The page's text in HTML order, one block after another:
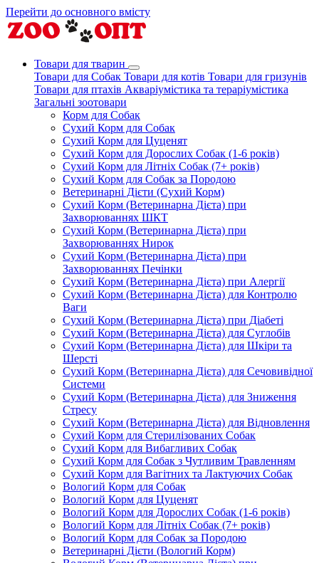
Перейти до основного вмісту
Товари для тварин
Товари для Собак Товари для котів Товари для гризунів
Товари для птахів Акваріумістика та тераріумістика
Загальні зоотовари
Корм для Собак
Сухий Корм для Собак
Сухий Корм для Цуценят
Сухий Корм для Дорослих Собак (1-6 років)
Сухий Корм для Літніх Собак (7+ років)
Сухий Корм для Собак за Породою
Ветеринарні Дієти (Сухий Корм)
Сухий Корм (Ветеринарна Дієта) при
Захворюваннях ШКТ
Сухий Корм (Ветеринарна Дієта) при
Захворюваннях Нирок
Сухий Корм (Ветеринарна Дієта) при
Захворюваннях Печінки
Сухий Корм (Ветеринарна Дієта) при Алергії
Сухий Корм (Ветеринарна Дієта) для Контролю
Ваги
Сухий Корм (Ветеринарна Дієта) при Діабеті
Сухий Корм (Ветеринарна Дієта) для Суглобів
Сухий Корм (Ветеринарна Дієта) для Шкіри та
Шерсті
Сухий Корм (Ветеринарна Дієта) для Сечовивідної
Системи
Сухий Корм (Ветеринарна Дієта) для Зниження
Стресу
Сухий Корм (Ветеринарна Дієта) для Відновлення
Сухий Корм для Стерилізованих Собак
Сухий Корм для Вибагливих Собак
Сухий Корм для Собак з Чутливим Травленням
Сухий Корм для Вагітних та Лактуючих Собак
Вологий Корм для Собак
Вологий Корм для Цуценят
Вологий Корм для Дорослих Собак (1-6 років)
Вологий Корм для Літніх Собак (7+ років)
Вологий Корм для Собак за Породою
Ветеринарні Дієти (Вологий Корм)